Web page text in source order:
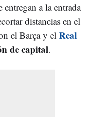
entregan a la entrada
distancias en el
el Barça y el Real
de capital.